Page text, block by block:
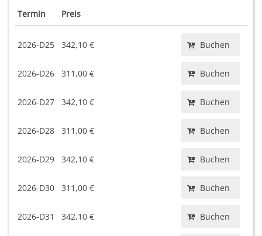
Termin Preis
2026-D25 342,10 € Buchen
2026-D26 311,00 € Buchen
2026-D27 342,10 € Buchen
2026-D28 311,00 € Buchen
2026-D29 342,10 € Buchen
2026-D30 311,00 € Buchen
2026-D31 342,10 € Buchen